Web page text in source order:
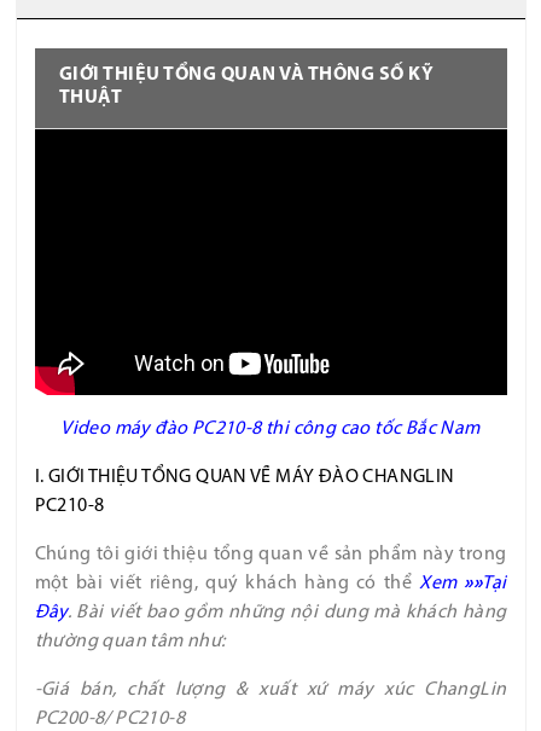
GIỚI THIỆU TỔNG QUAN VÀ THÔNG SỐ KỸ
THUẬT
Video máy đào PC210-8 thi công cao tốc Bắc Nam
I. GIỚI THIỆU TỔNG QUAN VỀ MÁY ĐÀO CHANGLIN
PC210-8
Chúng tôi giới thiệu tổng quan về sản phẩm này trong
một bài viết riêng, quý khách hàng có thể Xem »»Tại
Đây. Bài viết bao gồm những nội dung mà khách hàng
thường quan tâm như:
-Giá bán, chất lượng & xuất xứ máy xúc ChangLin
PC200-8/ PC210-8